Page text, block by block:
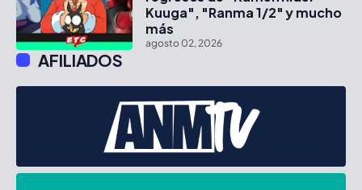
Kuuga", "Ranma 1/2" y mucho
más
agosto 02, 2026
AFILIADOS